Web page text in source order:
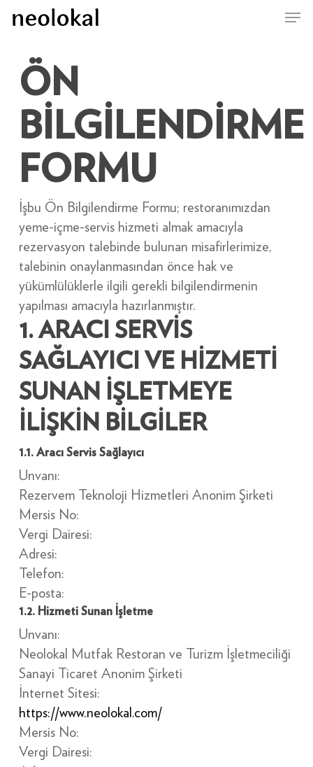
contentÖN
BİLGİLENDİRME
FORMU
İşbu Ön Bilgilendirme Formu; restoranımızdan
yeme-içme-servis hizmeti almak amacıyla
rezervasyon talebinde bulunan misafirlerimize,
talebinin onaylanmasından önce hak ve
yükümlülüklerle ilgili gerekli bilgilendirmenin
yapılması amacıyla hazırlanmıştır.
1. ARACI SERVİS
SAĞLAYICI VE HİZMETİ
SUNAN İŞLETMEYE
İLİŞKİN BİLGİLER
1.1. Aracı Servis Sağlayıcı
Unvanı:
Rezervem Teknoloji Hizmetleri Anonim Şirketi
Mersis No:
Vergi Dairesi:
Adresi:
Telefon:
E-posta:
1.2. Hizmeti Sunan İşletme
Unvanı:
Neolokal Mutfak Restoran ve Turizm İşletmeciliği
Sanayi Ticaret Anonim Şirketi
İnternet Sitesi:
https://www.neolokal.com/
Mersis No:
Vergi Dairesi: